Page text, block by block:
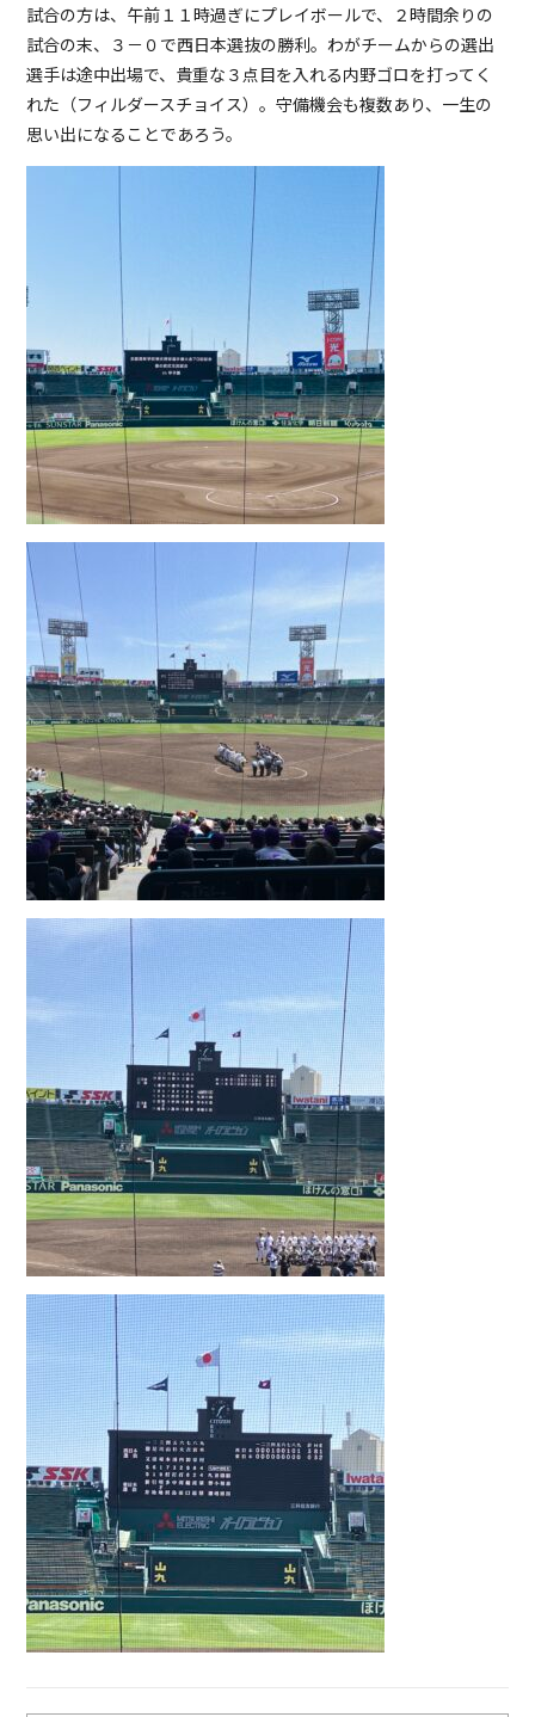
試合の方は、午前１１時過ぎにプレイボールで、２時間余りの
試合の末、３－０で西日本選抜の勝利。わがチームからの選出
選手は途中出場で、貴重な３点目を入れる内野ゴロを打ってく
れた（フィルダースチョイス）。守備機会も複数あり、一生の
思い出になることであろう。